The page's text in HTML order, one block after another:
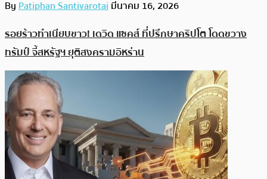
ByPatiphan Santivarotaiมีนาคม 16, 2026
รอยร้าวทำเนียบขาว! เดวิด แซคส์ ที่ปรึกษาคริปโต โดดขวาง
ทรัมป์ จี้สหรัฐฯ ยุติสงครามอิหร่าน